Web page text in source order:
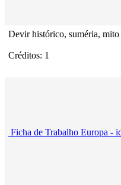
Devir histórico, suméria,
Créditos: 1
Ficha de Trabalho Europa -